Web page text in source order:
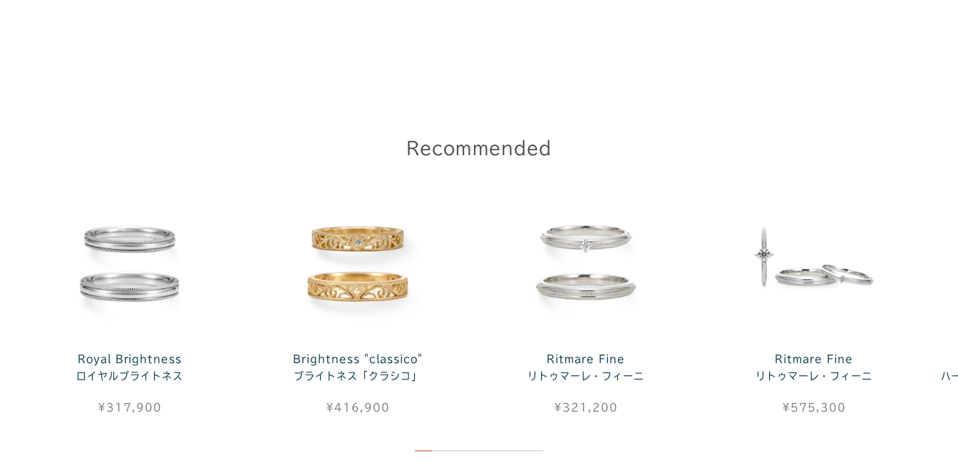
Recommended
Royal Brightness
ロイヤルブライトネス
¥317,900
Brightness "classico"
ブライトネス「クラシコ」
¥416,900
Ritmare Fine
リトゥマーレ・フィーニ
¥321,200
Ritmare Fine
リトゥマーレ・フィーニ
¥575,300
ハ